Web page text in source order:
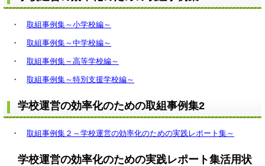
・ 取組事例集～小学校編～
・ 取組事例集～中学校編～
・ 取組事例集～高等学校編～
・ 取組事例集～特別支援学校編～
学校運営の効率化のための取組事例集2
・ 取組事例集２～学校運営の効率化のための実践レポート集～
学校運営の効率化のための実践レポート集活用状